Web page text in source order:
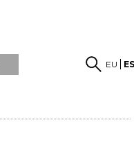
EU